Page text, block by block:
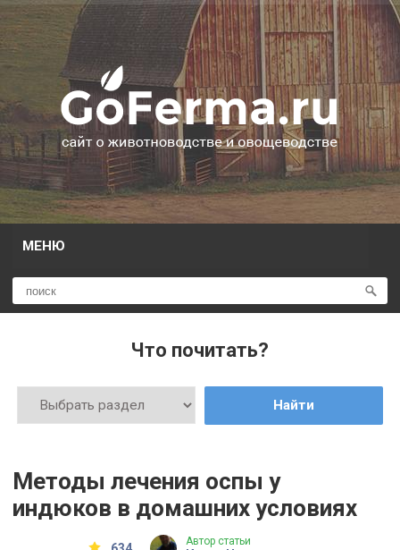
МЕНЮ
Что почитать?
Найти
Методы лечения оспы у
индюков в домашних условиях
Автор статьи